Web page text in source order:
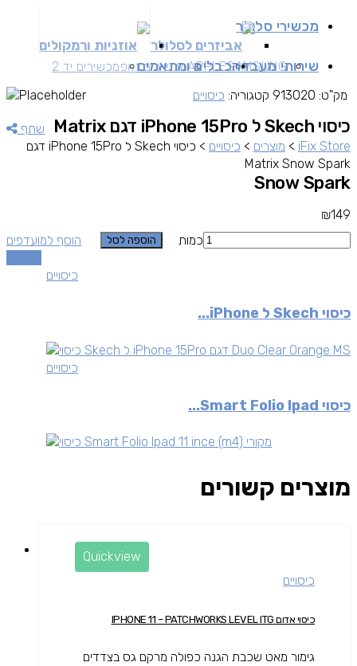
אביזרים לסלולר אוזניות ורמקולים
מכשירי סלולר
SAMSUNG
APPLEמכשירים זאפמכשירים יד 2 שירותי מעבדהכבלים ומתאמים
שתף
iFix Store
> מוצרים > כיסויים >
כיסוי Skech ל iPhone 15Pro דגם
Matrix Snow Spark
כיסוי Skech ל iPhone 15Pro דגם Matrix
Snow Spark
₪149
כמות
הוספה לסל
הוסף למועדפים
מק"ט: 913020 קטגוריה: כיסויים
כיסויים
כיסוי Skech ל iPhone...
כיסויים
כיסוי Smart Folio Ipad...
מוצרים קשורים
Quickview
כיסויים
כיסוי אדום IPHONE 11 – PATCHWORKS LEVEL ITG
גימור מאט שכבת הגנה כפולה מרקם גס בצדדים